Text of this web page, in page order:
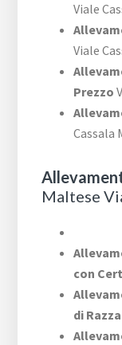
Viale
Viale
Prezzo
Cassala
Maltese
con
di Razza